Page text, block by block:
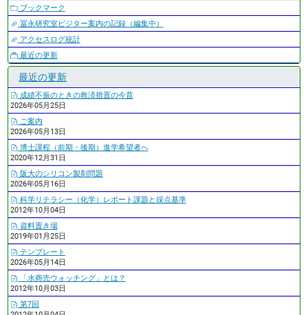
ブックマーク
冨永研究室ビジター案内の記録（編集中）
アクセスログ統計
最近の更新
最近の更新
成績不振のときの救済措置の今昔
2026年05月25日
ご案内
2026年05月13日
博士課程（前期・後期）進学希望者へ
2020年12月31日
阪大のシリコン製剤問題
2026年05月16日
科学リテラシー（化学）レポート課題と採点基準
2012年10月04日
資料置き場
2019年01月25日
テンプレート
2026年05月14日
「水商売ウォッチング」とは？
2012年10月03日
第7回